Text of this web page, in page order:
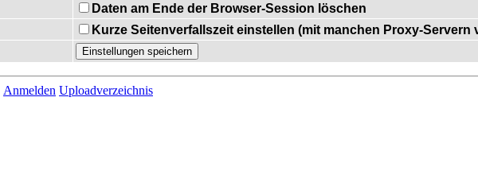
Daten am Ende der Browser-Session löschen
Kurze Seitenverfallszeit einstellen (mit manchen Proxy-Servern
Anmelden Uploadverzeichnis